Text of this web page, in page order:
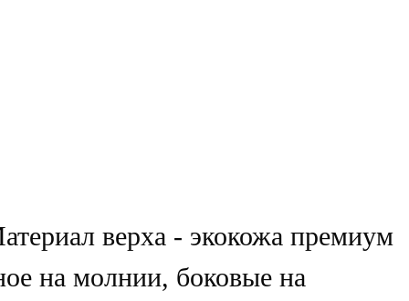
верха - экокожа премиум
на молнии, боковые на